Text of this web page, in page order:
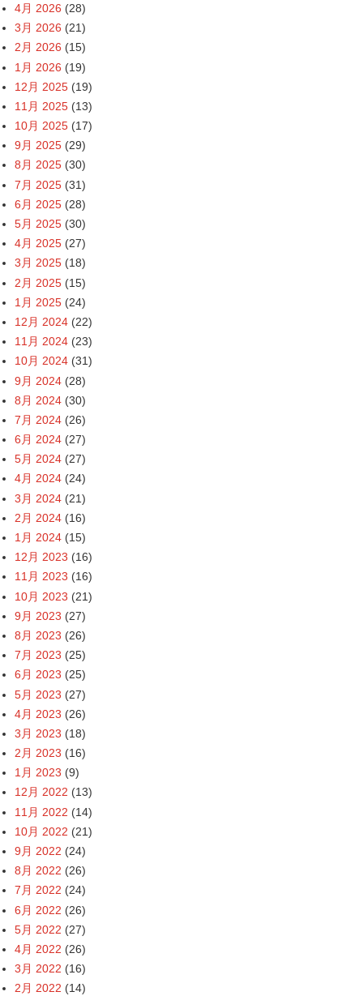
4月 2026 (28)
3月 2026 (21)
2月 2026 (15)
1月 2026 (19)
12月 2025 (19)
11月 2025 (13)
10月 2025 (17)
9月 2025 (29)
8月 2025 (30)
7月 2025 (31)
6月 2025 (28)
5月 2025 (30)
4月 2025 (27)
3月 2025 (18)
2月 2025 (15)
1月 2025 (24)
12月 2024 (22)
11月 2024 (23)
10月 2024 (31)
9月 2024 (28)
8月 2024 (30)
7月 2024 (26)
6月 2024 (27)
5月 2024 (27)
4月 2024 (24)
3月 2024 (21)
2月 2024 (16)
1月 2024 (15)
12月 2023 (16)
11月 2023 (16)
10月 2023 (21)
9月 2023 (27)
8月 2023 (26)
7月 2023 (25)
6月 2023 (25)
5月 2023 (27)
4月 2023 (26)
3月 2023 (18)
2月 2023 (16)
1月 2023 (9)
12月 2022 (13)
11月 2022 (14)
10月 2022 (21)
9月 2022 (24)
8月 2022 (26)
7月 2022 (24)
6月 2022 (26)
5月 2022 (27)
4月 2022 (26)
3月 2022 (16)
2月 2022 (14)